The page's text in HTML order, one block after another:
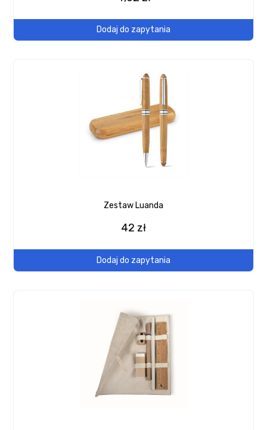
Dodaj do zapytania
Zestaw Luanda
42 zł
Dodaj do zapytania